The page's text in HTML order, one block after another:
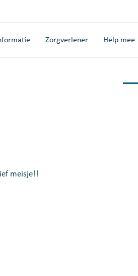
Zorgverlener Help mee
meisje!!